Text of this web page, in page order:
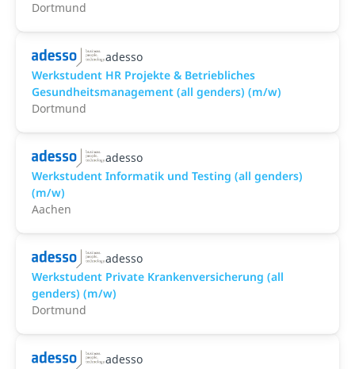
Dortmund
adesso
Werkstudent HR Projekte & Betriebliches
Gesundheitsmanagement (all genders) (m/w)
Dortmund
adesso
Werkstudent Informatik und Testing (all genders)
(m/w)
Aachen
adesso
Werkstudent Private Krankenversicherung (all
genders) (m/w)
Dortmund
adesso